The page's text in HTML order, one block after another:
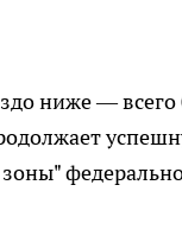
ниже —